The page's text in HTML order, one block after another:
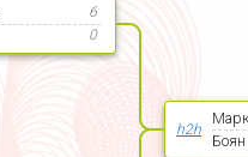
6
0
h2h